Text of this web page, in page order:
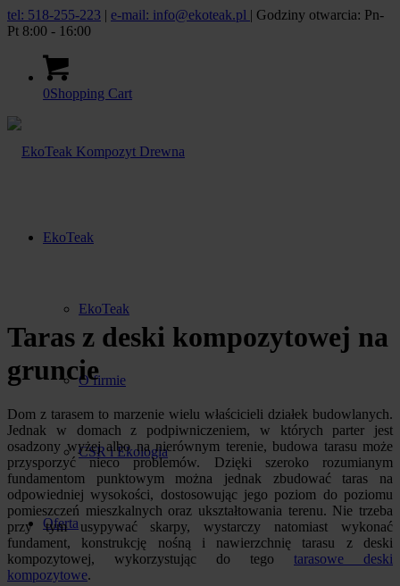
tel: 518-255-223 | e-mail: info@ekoteak.pl | Godziny otwarcia: Pn-
Pt 8:00 - 16:00
0Shopping Cart
EkoTeak
EkoTeak
O firmie
CSR i Ekologia
Oferta
Taras z deski kompozytowej na
gruncie
Dom z tarasem to marzenie wielu właścicieli działek budowlanych.
Jednak w domach z podpiwniczeniem, w których parter jest
osadzony wyżej albo na nierównym terenie, budowa tarasu może
przysporzyć nieco problemów. Dzięki szeroko rozumianym
fundamentom punktowym można jednak zbudować taras na
odpowiedniej wysokości, dostosowując jego poziom do poziomu
pomieszczeń mieszkalnych oraz ukształtowania terenu. Nie trzeba
przy tym usypywać skarpy, wystarczy natomiast wykonać
fundament, konstrukcję nośną i nawierzchnię tarasu z deski
kompozytowej, wykorzystując do tego tarasowe deski
kompozytowe.